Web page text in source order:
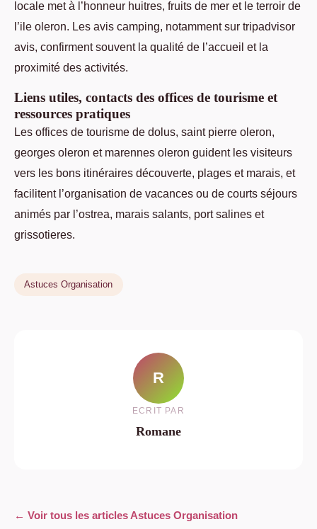
locale met à l’honneur huitres, fruits de mer et le terroir de
l’ile oleron. Les avis camping, notamment sur tripadvisor
avis, confirment souvent la qualité de l’accueil et la
proximité des activités.
Liens utiles, contacts des offices de tourisme et
ressources pratiques
Les offices de tourisme de dolus, saint pierre oleron,
georges oleron et marennes oleron guident les visiteurs
vers les bons itinéraires découverte, plages et marais, et
facilitent l’organisation de vacances ou de courts séjours
animés par l’ostrea, marais salants, port salines et
grissotieres.
Astuces Organisation
R
ECRIT PAR
Romane
← Voir tous les articles Astuces Organisation